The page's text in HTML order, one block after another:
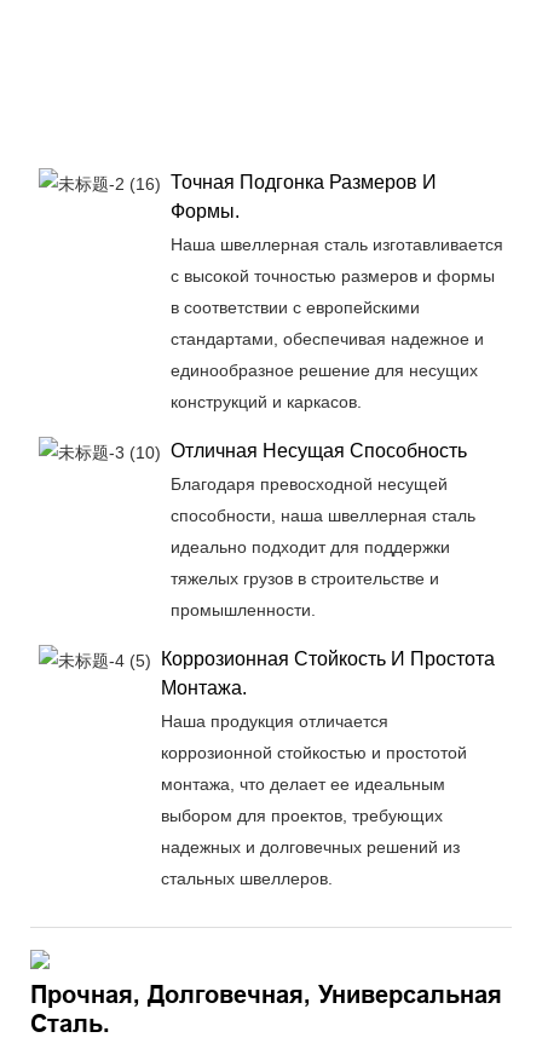
Точная Подгонка Размеров И
Формы.
Наша швеллерная сталь изготавливается
с высокой точностью размеров и формы
в соответствии с европейскими
стандартами, обеспечивая надежное и
единообразное решение для несущих
конструкций и каркасов.
Отличная Несущая Способность
Благодаря превосходной несущей
способности, наша швеллерная сталь
идеально подходит для поддержки
тяжелых грузов в строительстве и
промышленности.
Коррозионная Стойкость И Простота
Монтажа.
Наша продукция отличается
коррозионной стойкостью и простотой
монтажа, что делает ее идеальным
выбором для проектов, требующих
надежных и долговечных решений из
стальных швеллеров.
Прочная, Долговечная, Универсальная
Сталь.